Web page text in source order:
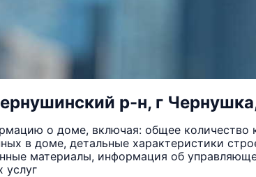
р-н, г
о доме, включая: общее количество
в доме, детальные характеристики
материалы, информация об
услуг